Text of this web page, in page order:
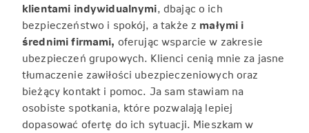
klientami indywidualnymi, dbając o ich
bezpieczeństwo i spokój, a także z małymi i
średnimi firmami, oferując wsparcie w zakresie
ubezpieczeń grupowych. Klienci cenią mnie za jasne
tłumaczenie zawiłości ubezpieczeniowych oraz
bieżący kontakt i pomoc. Ja sam stawiam na
osobiste spotkania, które pozwalają lepiej
dopasować ofertę do ich sytuacji. Mieszkam w